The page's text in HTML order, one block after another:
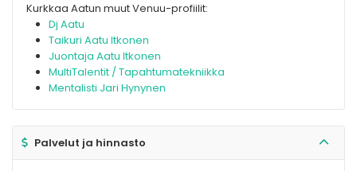
Kurkkaa Aatun muut Venuu-profiilit:
Dj Aatu
Taikuri Aatu Itkonen
Juontaja Aatu Itkonen
MultiTalentit / Tapahtumatekniikka
Mentalisti Jari Hynynen
Palvelut ja hinnasto